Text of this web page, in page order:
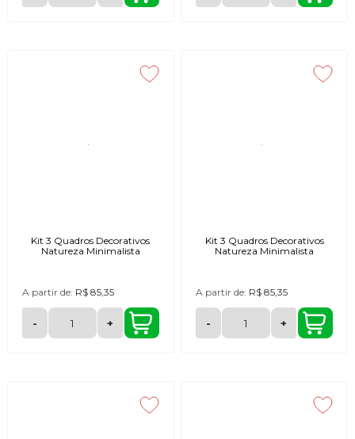
Kit 3 Quadros Decorativos
Natureza Minimalista
A partir de: R$ 85,35
- +
Kit 3 Quadros Decorativos
Natureza Minimalista
A partir de: R$ 85,35
- +